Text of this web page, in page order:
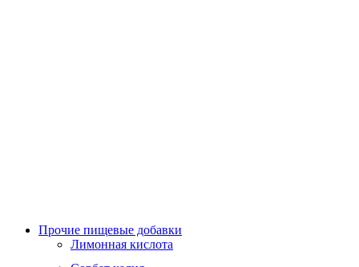
Прочие пищевые добавки
Лимонная кислота